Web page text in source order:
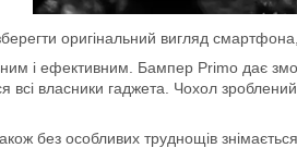
оригінальний вигляд
і ефективним. Бампер Primo дає
власники гаджета. Чохол
без особливих труднощів